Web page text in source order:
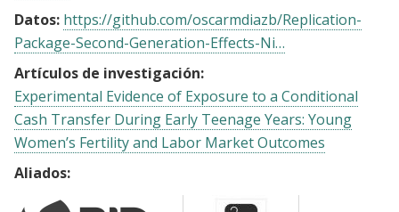
Datos: https://github.com/oscarmdiazb/Replication-
Package-Second-Generation-Effects-Ni…
Artículos de investigación:
Experimental Evidence of Exposure to a Conditional
Cash Transfer During Early Teenage Years: Young
Women’s Fertility and Labor Market Outcomes
Aliados: